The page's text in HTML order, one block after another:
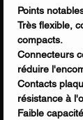
Points
Très flexible,
compacts.
Connecteurs
réduire
Contacts
résistance à
Faible